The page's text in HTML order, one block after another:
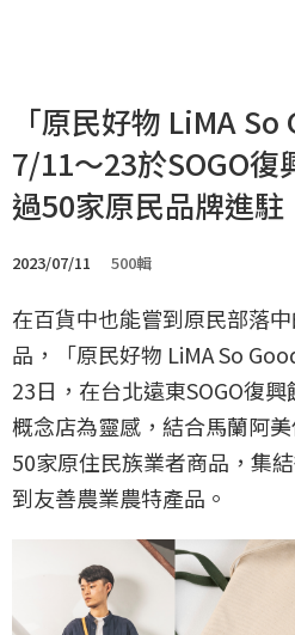
「原民好物 LiMA
7/11～23於SOGO復
過50家原民品牌進駐
2023/07/11 500輯
在百貨中也能嘗到原民部落
品，「原民好物 LiMA So
23日，在台北遠東SOGO復
概念店為靈感，結合馬蘭阿
50家原住民族業者商品，集
到友善農業農特產品。